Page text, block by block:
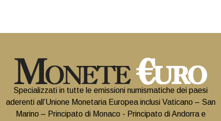
Specializzati in tutte le emissioni numismatiche dei paesi
aderenti all’Unione Monetaria Europea inclusi Vaticano – San
Marino – Principato di Monaco - Principato di Andorra e